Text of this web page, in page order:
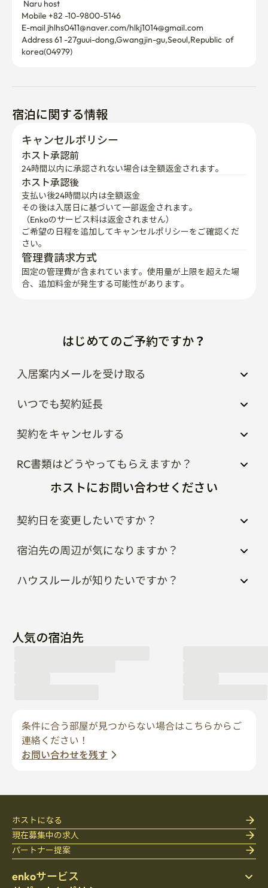
Mobile +82 -10-9800-5146
E-mail jhlhs0411@naver.com/hlkj1014@gmail.com
Address 61 -27guui-dong,Gwangjin-gu,Seoul,Republic  of
korea(04979)
宿泊に関する情報
キャンセルポリシー
ホスト承認前
24時間以内に承認されない場合は全額返金されます。
ホスト承認後
支払い後24時間以内は全額返金
その後は入居日に基づいて一部返金されます。
（Enkoのサービス料は返金されません）
ご希望の日程を追加してキャンセルポリシーをご確認くだ
さい。
管理費請求方式
固定の管理費が含まれています。使用量が上限を超えた場
合、追加料金が発生する可能性があります。
はじめてのご予約ですか？
入居案内メールを受け取る
いつでも契約延長
契約をキャンセルする
RC書類はどうやってもらえますか？
ホストにお問い合わせください
契約日を変更したいですか？
宿泊先の周辺が気になりますか？
ハウスルールが知りたいですか？
人気の宿泊先
条件に合う部屋が見つからない場合はこちらからご
連絡ください！
お問い合わせを残す
enkoサービス
ホストになる
現在募集中の求人
パートナー提案